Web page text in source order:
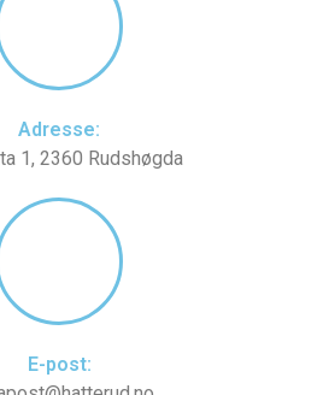
Adresse:
1, 2360 Rudshøgda
E-post: